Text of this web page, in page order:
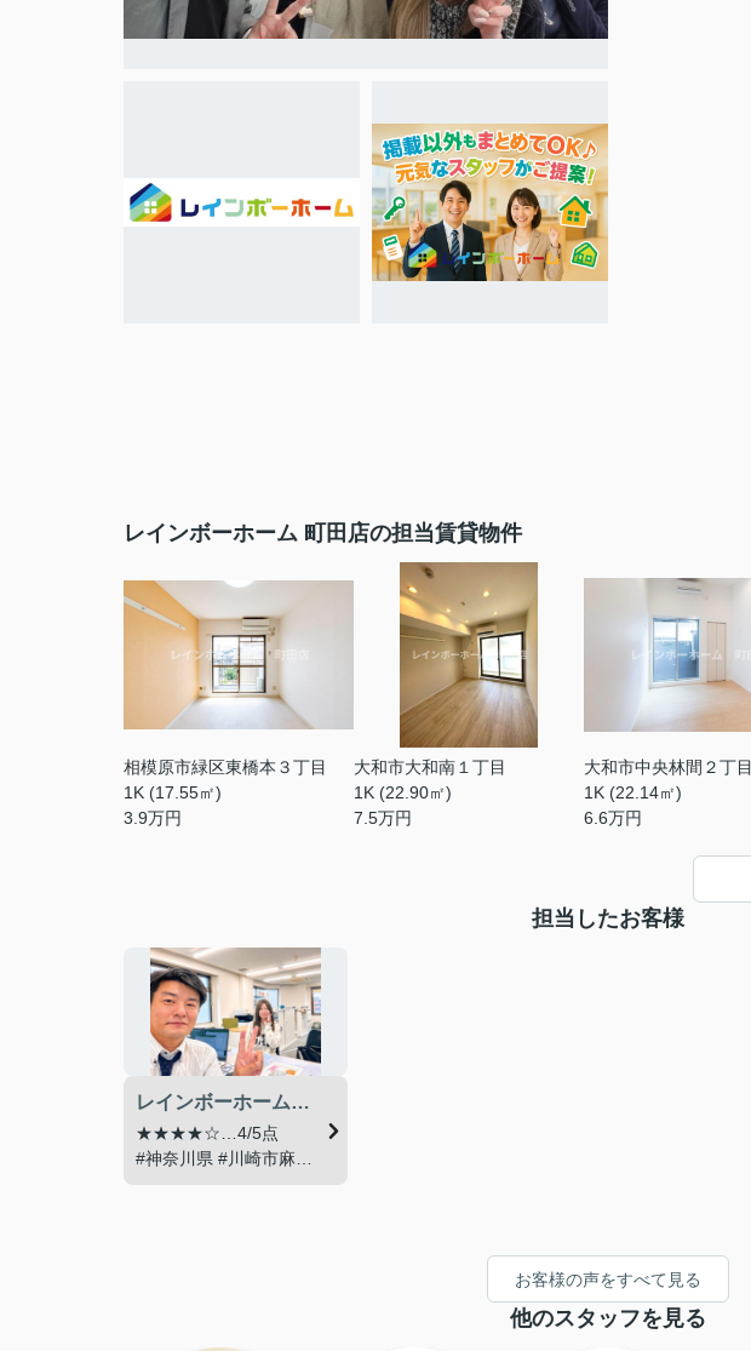
レインボーホーム 町田店の担当賃貸物件
相模原市緑区東橋本３丁目
1K (17.55㎡)
3.9万円
大和市大和南１丁目
1K (22.90㎡)
7.5万円
大和市中央林間２丁目
1K (22.14㎡)
6.6万円
担当したお客様
レインボーホーム町田店Y・K様 20歳 女性
★★★★☆…4/5点
#神奈川県 #川崎市麻生
お客様の声をすべて見る
他のスタッフを見る